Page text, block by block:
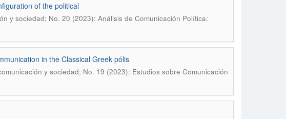
of the political
y sociedad; No. 20 (2023): Análisis de Comunicación Política:
in the Classical Greek pólis
y sociedad; No. 19 (2023): Estudios sobre Comunicación